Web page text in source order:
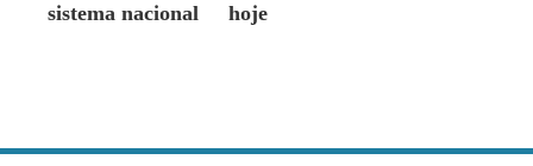
sistema nacional
hoje